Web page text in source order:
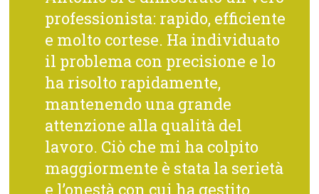
professionista: rapido, efficiente
e molto cortese. Ha individuato
il problema con precisione e lo
ha risolto rapidamente,
mantenendo una grande
attenzione alla qualità del
lavoro. Ciò che mi ha colpito
maggiormente è stata la serietà
e l’onestà con cui ha gestito